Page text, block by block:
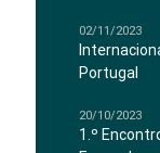
02/11/2023
Portugal
20/10/2023
1.º